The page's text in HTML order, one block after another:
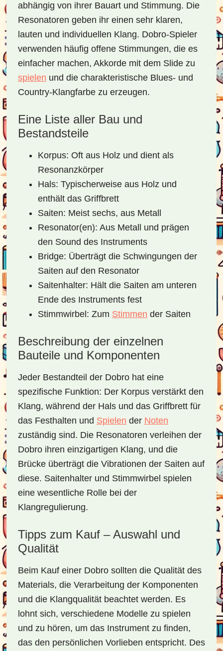
abhängig von ihrer Bauart und Stimmung. Die
Resonatoren geben ihr einen sehr klaren,
lauten und individuellen Klang. Dobro-Spieler
verwenden häufig offene Stimmungen, die es
einfacher machen, Akkorde mit dem Slide zu
spielen und die charakteristische Blues- und
Country-Klangfarbe zu erzeugen.
Eine Liste aller Bau und
Bestandsteile
Korpus: Oft aus Holz und dient als
Resonanzkörper
Hals: Typischerweise aus Holz und
enthält das Griffbrett
Saiten: Meist sechs, aus Metall
Resonator(en): Aus Metall und prägen
den Sound des Instruments
Bridge: Überträgt die Schwingungen der
Saiten auf den Resonator
Saitenhalter: Hält die Saiten am unteren
Ende des Instruments fest
Stimmwirbel: Zum Stimmen der Saiten
Beschreibung der einzelnen
Bauteile und Komponenten
Jeder Bestandteil der Dobro hat eine
spezifische Funktion: Der Korpus verstärkt den
Klang, während der Hals und das Griffbrett für
das Festhalten und Spielen der Noten
zuständig sind. Die Resonatoren verleihen der
Dobro ihren einzigartigen Klang, und die
Brücke überträgt die Vibrationen der Saiten auf
diese. Saitenhalter und Stimmwirbel spielen
eine wesentliche Rolle bei der
Klangregulierung.
Tipps zum Kauf – Auswahl und
Qualität
Beim Kauf einer Dobro sollten die Qualität des
Materials, die Verarbeitung der Komponenten
und die Klangqualität beachtet werden. Es
lohnt sich, verschiedene Modelle zu spielen
und zu hören, um das Instrument zu finden,
das den persönlichen Vorlieben entspricht. Des